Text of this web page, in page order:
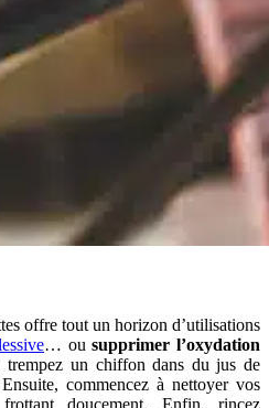
offre tout un horizon d’utilisations
… ousupprimer l’oxydation
un chiffon dans du jus de
commencez à nettoyer vos